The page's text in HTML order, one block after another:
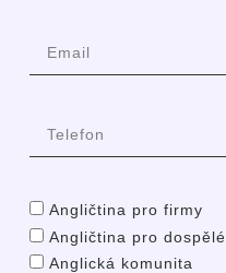
Angličtina pro firmy
Angličtina pro dospělé
Anglická komunita